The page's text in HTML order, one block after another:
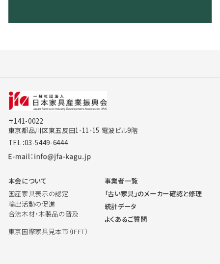
〒141-0022
東京都品川区東五反田1-11-15 電波ビル9階
TEL：03-5449-6444
本会について
国産家具表示の認定
輸出活動の促進
合法木材・木製品の普及
東京国際家具見本市（IFFT）
事業者一覧
「古い家具」のメーカー確認と修理
統計データ
よくあるご質問